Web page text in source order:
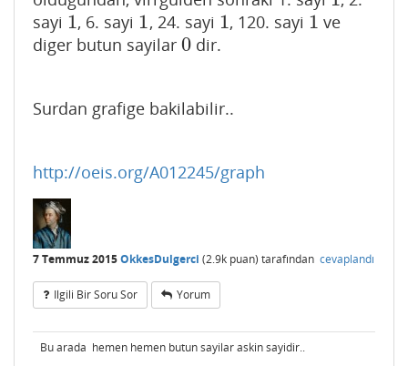
sayi 1
1, 6. sayi 1
1, 24. sayi 1
1, 120. sayi 1
1 ve
diger butun sayilar 0
0 dir.
Surdan grafige bakilabilir..
http://oeis.org/A012245/graph
7 Temmuz 2015OkkesDulgerci (2.9k puan) tarafından cevaplandı
Ilgili Bir Soru Sor Yorum
Bu arada hemen hemen butun sayilar askin sayidir..